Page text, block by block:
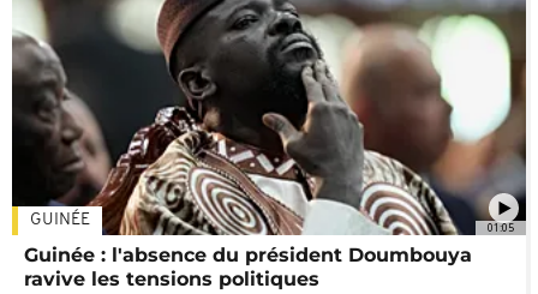
01:05
GUINÉE
Guinée : l'absence du président Doumbouya
ravive les tensions politiques